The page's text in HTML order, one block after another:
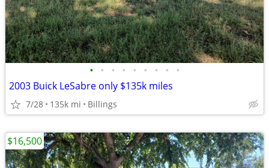
• • • • • • • • •
2003 Buick LeSabre only $135k miles
7/28 135k mi Billings
$16,500